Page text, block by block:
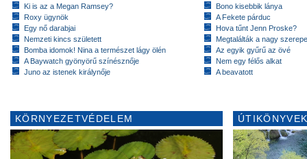
Ki is az a Megan Ramsey?
Roxy ügynök
Egy nő darabjai
Nemzeti kincs született
Bomba idomok! Nina a természet lágy ölén
A Baywatch gyönyörű színésznője
Juno az istenek királynője
Bono kisebbik lánya
A Fekete párduc
Hova tűnt Jenn Proske?
Megtalálták a nagy
Az egyik gyűrű az övé
Nem egy félős alkat
A beavatott
KÖRNYEZETVÉDELEM